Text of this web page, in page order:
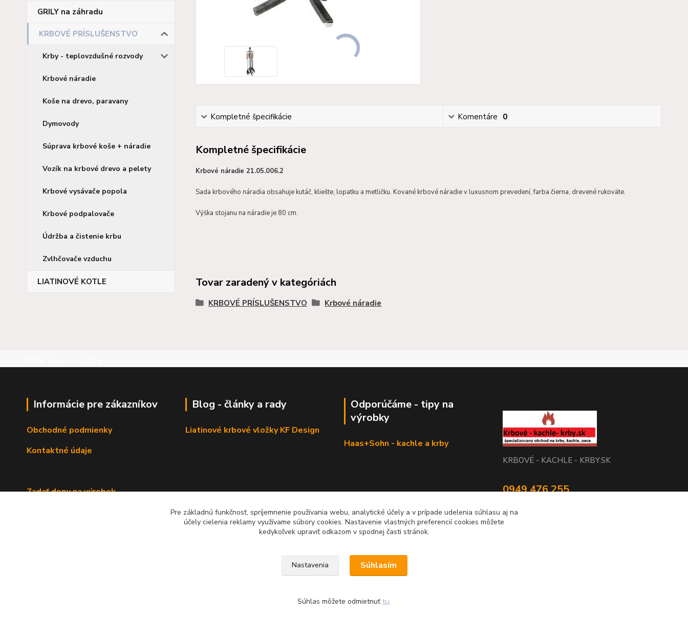
GRILY na záhradu
KRBOVÉ PRÍSLUŠENSTVO
Krby - teplovzdušné rozvody
Krbové náradie
Koše na drevo, paravany
Dymovody
Súprava krbové koše + náradie
Vozík na krbové drevo a pelety
Krbové vysávače popola
Krbové podpalovače
Údržba a čistenie krbu
Zvlhčovače vzduchu
LIATINOVÉ KOTLE
Kompletné špecifikácie Komentáre 0
Kompletné špecifikácie
Krbové náradie 21.05.006.2
Sada krbového náradia obsahuje kutáč, kliešte, lopatku a metličku. Kované krbové náradie v luxusnom prevedení, farba čierna, drevené rukoväte.
Výška stojanu na náradie je 80 cm.
Tovar zaradený v kategóriách
KRBOVÉ PRÍSLUŠENSTVO Krbové náradie
Informácie pre zákazníkov
Obchodné podmienky
Kontaktné údaje
Zadať dopy na výrobok
Blog - články a rady
Liatinové krbové vložky KF Design
Odporúčáme - tipy na
výrobky
Haas+Sohn - kachle a krby
KRBOVÉ - KACHLE - KRBY.SK
0949 476 255
Pre základnú funkčnosť, spríjemnenie používania webu, analytické účely a v prípade udelenia súhlasu aj na
účely cielenia reklamy využívame súbory cookies. Nastavenie vlastných preferencií cookies môžete
kedykoľvek upraviť odkazom v spodnej časti stránok.
Nastavenia Súhlasím
Súhlas môžete odmietnuť tu.